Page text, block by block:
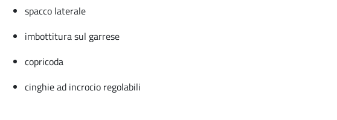
spacco laterale
imbottitura sul garrese
copricoda
cinghie ad incrocio regolabili